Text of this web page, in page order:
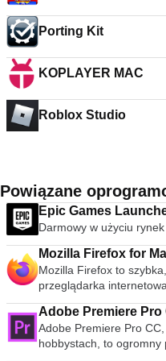
Porting Kit
KOPLAYER MAC
Roblox Studio
Powiązane
Epic Games
Darmowy w użyciu
Mozilla Firefox for
Mozilla Firefox to
przeglądarka
publicznej premiery w
przeglądarką, która
Explorer. Od tego czasu
pojawia się w 3
Adobe Premiere Pro
Adobe Premiere Pro
hobbystach, to ogromny